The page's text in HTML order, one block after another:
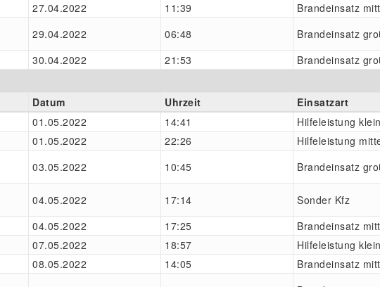
27.04.2022 11:39 Brandeinsatz
29.04.2022 06:48 Brandeinsatz
30.04.2022 21:53 Brandeinsatz
Datum Uhrzeit Einsatzart
01.05.2022 14:41 Hilfeleistung klein
01.05.2022 22:26 Hilfeleistung
03.05.2022 10:45 Brandeinsatz
04.05.2022 17:14 Sonder Kfz
04.05.2022 17:25 Brandeinsatz
07.05.2022 18:57 Hilfeleistung klein
08.05.2022 14:05 Brandeinsatz